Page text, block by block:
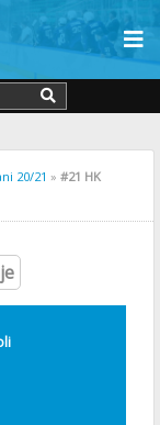
20/21 » #21 HK